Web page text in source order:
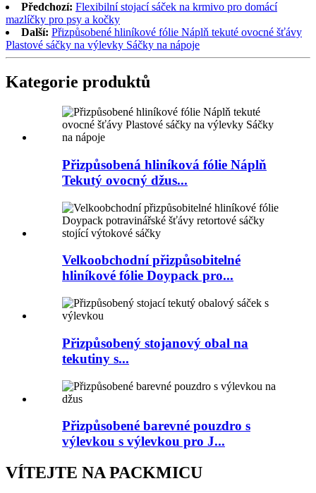
Předchozí: Flexibilní stojací sáček na krmivo pro domácí
mazlíčky pro psy a kočky
Další: Přizpůsobené hliníkové fólie Náplň tekuté ovocné šťávy
Plastové sáčky na výlevky Sáčky na nápoje
Kategorie produktů
Přizpůsobená hliníková fólie Náplň
Tekutý ovocný džus...
Velkoobchodní přizpůsobitelné
hliníkové fólie Doypack pro...
Přizpůsobený stojanový obal na
tekutiny s...
Přizpůsobené barevné pouzdro s
výlevkou s výlevkou pro J...
VÍTEJTE NA PACKMICU